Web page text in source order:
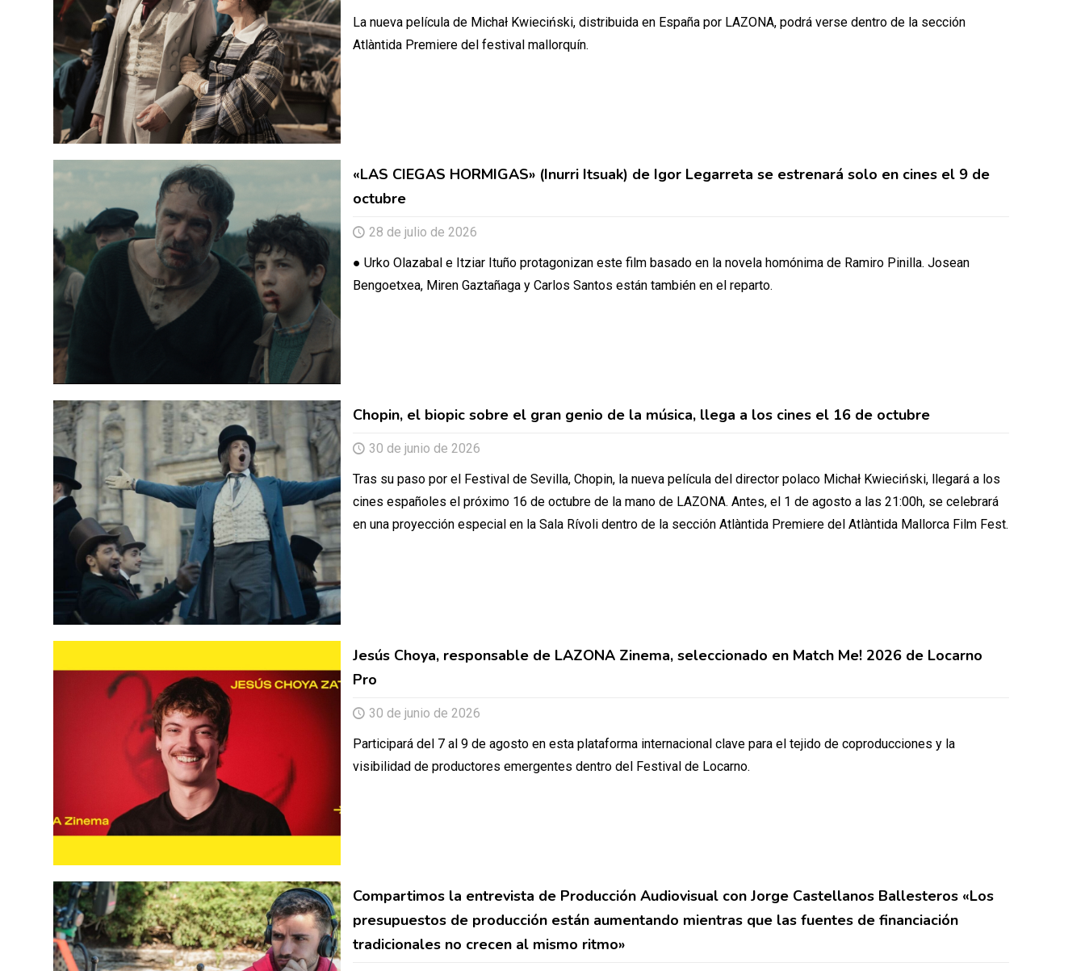
La nueva película de Michał Kwieciński, distribuida en España por LAZONA, podrá verse dentro de la sección
Atlàntida Premiere del festival mallorquín.
«LAS CIEGAS HORMIGAS» (Inurri Itsuak) de Igor Legarreta se estrenará solo en cines el 9 de
octubre
28 de julio de 2026
● Urko Olazabal e Itziar Ituño protagonizan este film basado en la novela homónima de Ramiro Pinilla. Josean
Bengoetxea, Miren Gaztañaga y Carlos Santos están también en el reparto.
Chopin, el biopic sobre el gran genio de la música, llega a los cines el 16 de octubre
30 de junio de 2026
Tras su paso por el Festival de Sevilla, Chopin, la nueva película del director polaco Michał Kwieciński, llegará a los
cines españoles el próximo 16 de octubre de la mano de LAZONA. Antes, el 1 de agosto a las 21:00h, se celebrará
en una proyección especial en la Sala Rívoli dentro de la sección Atlàntida Premiere del Atlàntida Mallorca Film Fest.
Jesús Choya, responsable de LAZONA Zinema, seleccionado en Match Me! 2026 de Locarno
Pro
30 de junio de 2026
Participará del 7 al 9 de agosto en esta plataforma internacional clave para el tejido de coproducciones y la
visibilidad de productores emergentes dentro del Festival de Locarno.
Compartimos la entrevista de Producción Audiovisual con Jorge Castellanos Ballesteros «Los
presupuestos de producción están aumentando mientras que las fuentes de financiación
tradicionales no crecen al mismo ritmo»